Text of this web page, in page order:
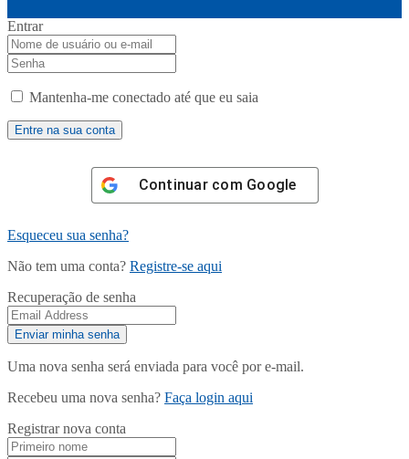
Entrar
Mantenha-me conectado até que eu saia
Continuar com Google
Esqueceu sua senha?
Não tem uma conta? Registre-se aqui
Recuperação de senha
Uma nova senha será enviada para você por e-mail.
Recebeu uma nova senha? Faça login aqui
Registrar nova conta